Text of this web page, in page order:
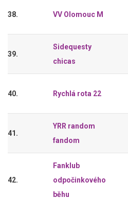
38. VV Olomouc M
39.
Sidequesty
chicas
40. Rychlá rota 22
41.
YRR random
fandom
42.
Fanklub
odpočinkového
běhu